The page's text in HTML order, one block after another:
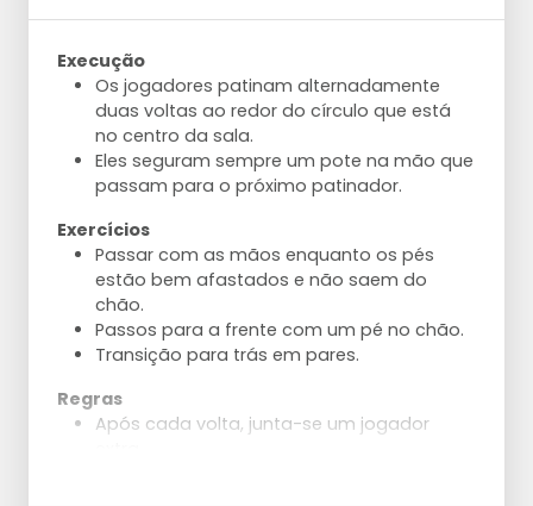
Execução
Os jogadores patinam alternadamente
duas voltas ao redor do círculo que está
no centro da sala.
Eles seguram sempre um pote na mão que
passam para o próximo patinador.
Exercícios
Passar com as mãos enquanto os pés
estão bem afastados e não saem do
chão.
Passos para a frente com um pé no chão.
Transição para trás em pares.
Regras
Após cada volta, junta-se um jogador